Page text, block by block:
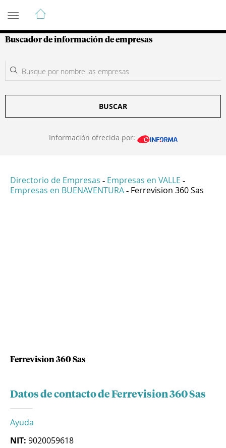
Guía de Empresas Colombianas
Buscador de información de empresas
BUSCAR
Información ofrecida por:
Directorio de Empresas - Empresas en VALLE -
Empresas en BUENAVENTURA - Ferrevision 360 Sas
Ferrevision 360 Sas
Datos de contacto de Ferrevision 360 Sas
Ayuda
NIT: 9020059618